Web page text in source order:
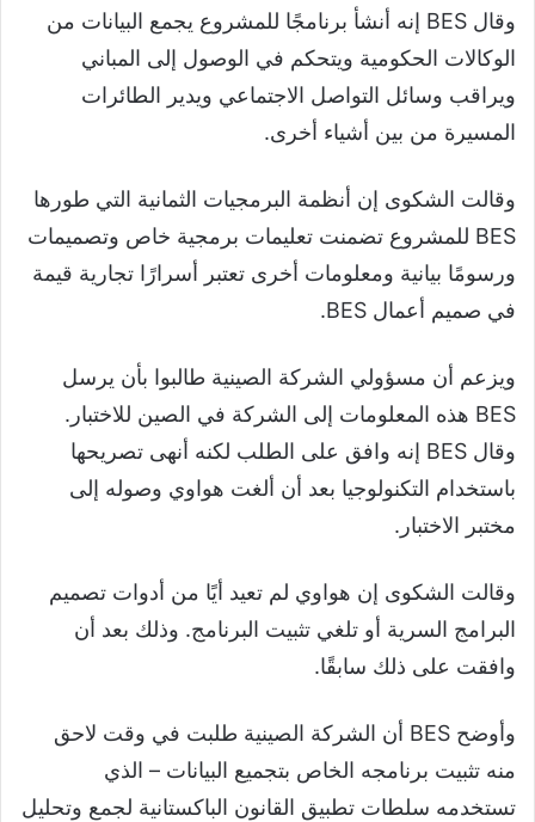
وقال BES إنه أنشأ برنامجًا للمشروع يجمع البيانات من
الوكالات الحكومية ويتحكم في الوصول إلى المباني
ويراقب وسائل التواصل الاجتماعي ويدير الطائرات
المسيرة من بين أشياء أخرى.
وقالت الشكوى إن أنظمة البرمجيات الثمانية التي طورها
BES للمشروع تضمنت تعليمات برمجية خاص وتصميمات
ورسومًا بيانية ومعلومات أخرى تعتبر أسرارًا تجارية قيمة
في صميم أعمال BES.
ويزعم أن مسؤولي الشركة الصينية طالبوا بأن يرسل
BES هذه المعلومات إلى الشركة في الصين للاختبار.
وقال BES إنه وافق على الطلب لكنه أنهى تصريحها
باستخدام التكنولوجيا بعد أن ألغت هواوي وصوله إلى
مختبر الاختبار.
وقالت الشكوى إن هواوي لم تعيد أيًا من أدوات تصميم
البرامج السرية أو تلغي تثبيت البرنامج. وذلك بعد أن
وافقت على ذلك سابقًا.
وأوضح BES أن الشركة الصينية طلبت في وقت لاحق
منه تثبيت برنامجه الخاص بتجميع البيانات – الذي
تستخدمه سلطات تطبيق القانون الباكستانية لجمع وتحليل